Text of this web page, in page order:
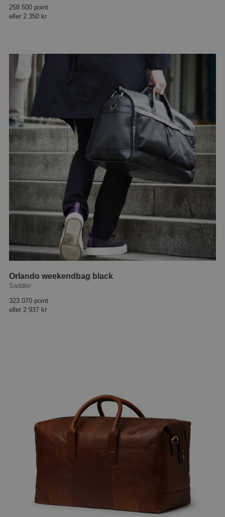
258 500 point
eller 2 350 kr
Orlando weekendbag black
Saddler
323 070 point
eller 2 937 kr